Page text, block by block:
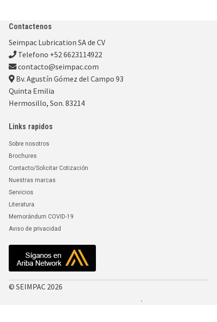
Contactenos
Seimpac Lubrication SA de CV
Telefono +52 6623114922
contacto@seimpac.com
Bv. Agustín Gómez del Campo 93
Quinta Emilia
Hermosillo, Son. 83214
Links rapidos
Sobre nosotros
Brochures
Contacto/Solicitar Cotización
Nuestras marcas
Servicios
Literatura
Memorándum COVID-19
Aviso de privacidad
© SEIMPAC 2026
.